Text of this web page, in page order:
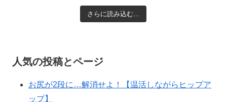
さらに読み込む...
人気の投稿とページ
お尻が2段に…解消せよ！【温活しながらヒップア
ップ】